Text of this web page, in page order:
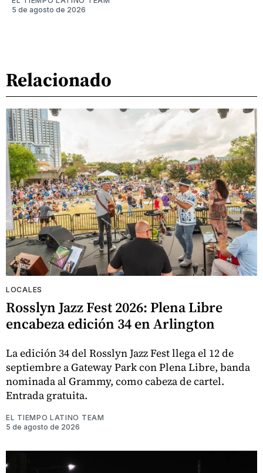
5 de agosto de 2026
Relacionado
LOCALES
Rosslyn Jazz Fest 2026: Plena Libre
encabeza edición 34 en Arlington
La edición 34 del Rosslyn Jazz Fest llega el 12 de
septiembre a Gateway Park con Plena Libre, banda
nominada al Grammy, como cabeza de cartel.
Entrada gratuita.
EL TIEMPO LATINO TEAM
5 de agosto de 2026